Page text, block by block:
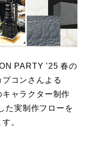
PARTY ’25 春の
コンさんよる
キャラクター制作
た実制作フローを
。